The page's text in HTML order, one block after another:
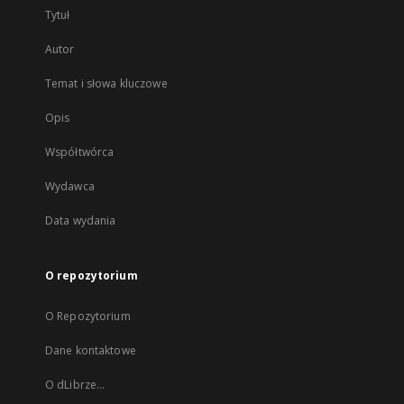
Tytuł
Autor
Temat i słowa kluczowe
Opis
Współtwórca
Wydawca
Data wydania
O repozytorium
O Repozytorium
Dane kontaktowe
O dLibrze...